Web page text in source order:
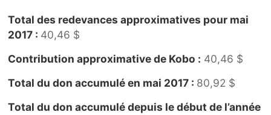
Total des redevances approximatives pour mai
2017 : 40,46 $
Contribution approximative de Kobo : 40,46 $
Total du don accumulé en mai 2017 : 80,92 $
Total du don accumulé depuis le début de l’année